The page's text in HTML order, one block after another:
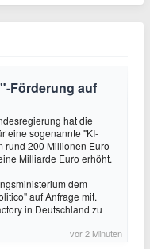
Förderung auf
hat die
eine sogenannte "KI-
rund 200 Millionen Euro
Milliarde Euro erhöht.
dem
auf Anfrage mit.
in Deutschland zu
vor 2 Minuten